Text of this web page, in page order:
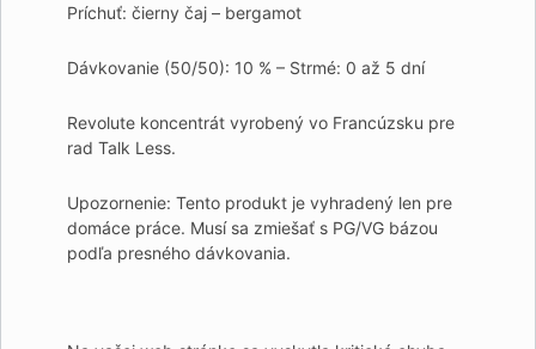
Príchuť: čierny čaj – bergamot
Dávkovanie (50/50): 10 % – Strmé: 0 až 5 dní
Revolute koncentrát vyrobený vo Francúzsku pre
rad Talk Less.
Upozornenie: Tento produkt je vyhradený len pre
domáce práce. Musí sa zmiešať s PG/VG bázou
podľa presného dávkovania.